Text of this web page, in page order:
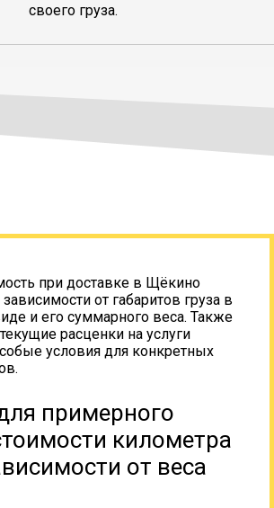
своего груза.
при доставке в Щёкино
от габаритов груза в
и его суммарного веса. Также
расценки на услуги
условия для конкретных
примерного
километра
от веса